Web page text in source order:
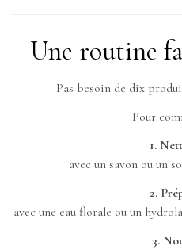
Une routine
Pas besoin de dix
Pour
1.
avec un savon ou un
2.
avec une eau florale ou un
3.